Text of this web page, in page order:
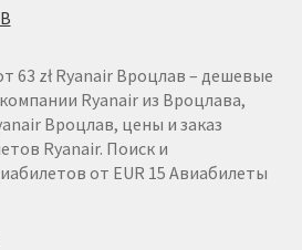
63 zł Ryanair Вроцлав – дешевые
Ryanair из Вроцлава,
Вроцлав, цены и заказ
Ryanair. Поиск и
от EUR 15 Авиабилеты